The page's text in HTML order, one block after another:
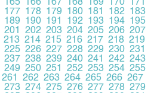
165 166 167 168 169 170 171
177 178 179 180 181 182 183
189 190 191 192 193 194 195
201 202 203 204 205 206 207
213 214 215 216 217 218 219
225 226 227 228 229 230 231
237 238 239 240 241 242 243
249 250 251 252 253 254 255
261 262 263 264 265 266 267
273 274 275 276 277 278 279